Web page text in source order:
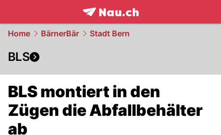
frontpage.NAU.ch
Home BärnerBär Stadt Bern
BLS
BLS montiert in den
Zügen die Abfallbehälter
ab